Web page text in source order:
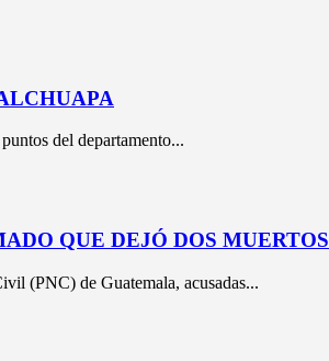
del departamento...
QUE DEJÓ DOS MUERTOS
(PNC) de Guatemala, acusadas...